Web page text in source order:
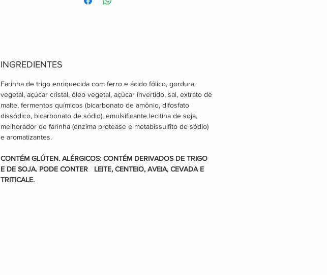
INGREDIENTES
Farinha de trigo enriquecida com ferro e ácido fólico, gordura
vegetal, açúcar cristal, óleo vegetal, açúcar invertido, sal, extrato de
malte, fermentos químicos (bicarbonato de amônio, difosfato
dissódico, bicarbonato de sódio), emulsificante lecitina de soja,
melhorador de farinha (enzima protease e metabissulfito de sódio)
e aromatizantes.
CONTÉM GLÚTEN. ALÉRGICOS: CONTÉM DERIVADOS DE TRIGO
E DE SOJA. PODE CONTER   LEITE, CENTEIO, AVEIA, CEVADA E
TRITICALE.